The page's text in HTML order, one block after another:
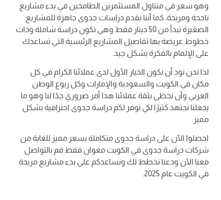
وهو سعر في متناول المستثمرين الطامحين في بدء مشاريع
ناجحة ومربحة، كما أننا نقدم دراسات جدوى جاهزة للمشاريع
الصغيرة تبدأ من 50 دينار فقط وهي تكون دراسة شاملة وذات
خطوط عريضة بها تفاصيل المشاريع الرئيسية التي تساعدك
على الإلمام بالفكرة بشكل جيد.
لذا نحن نود أن نكون الخيار الأول لدى عملائنا الكرام في كل
مكان في الكويت والسعودية والإمارات وكل ربوع الوطن
العربي وأن نحظى بثقة عملائنا هذا أمر ضروري جدًا لنا وهو ما
يجعلنا نجتهد كثيرًا لكي نوفر لكم دراسة جدوى احترافية بشكل
مميز.
احصلوا الآن على دراسة جدوى متكاملة بسعر مميز للغاية من
شركات دراسة جدوى في الكويت معوان فقط قم بالتواصل
معنا الآن ودعنا نخطط لك ونساعدكم على بدء مشاريع مربحة
في الكويت عام 2025.